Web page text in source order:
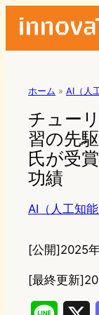
ホーム » AI（人
チュー
習の先
氏が受
功績
AI（人工知
[公開]2025
[最終更新]